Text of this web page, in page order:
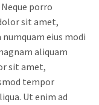
porro
sit amet,
eius modi
aliquam
sit amet,
tempor
Ut enim ad